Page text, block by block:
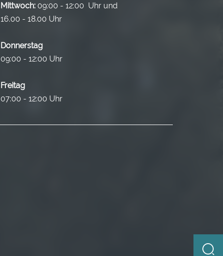
Mittwoch: 09:00 - 12:00 Uhr und
16.00 - 18.00 Uhr
Donnerstag
09:00 - 12:00 Uhr
Freitag
07:00 - 12:00 Uhr